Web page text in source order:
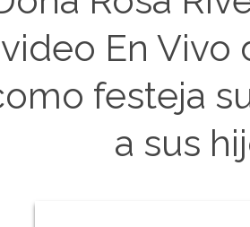
video En Vivo
festeja
a sus